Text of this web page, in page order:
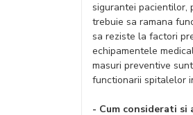
sigurantei pacientilor,
trebuie sa ramana
sa reziste la factori
echipamentele
masuri preventive
functionarii spitalelor
- Cum considerati